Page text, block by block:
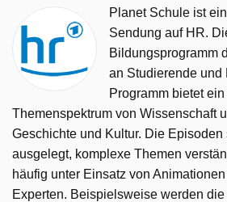
Planet Schule ist
Sendung auf HR.
Bildungsprogramm
an Studierende und
Programm bietet
Themenspektrum von Wissenschaft
Geschichte und Kultur. Die Episoden
ausgelegt, komplexe Themen
häufig unter Einsatz von
Experten. Beispielsweise werden